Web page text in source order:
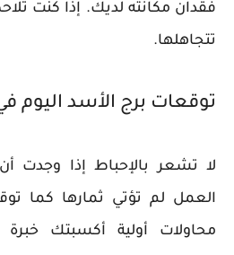
فقدان مكانته لديك. إذا كنت
تتجاهلها.
توقعات برج الأسد اليوم
لا تشعر بالإحباط إذا وجدت
العمل لم تؤتي ثمارها كما
محاولات أولية أكسبتك